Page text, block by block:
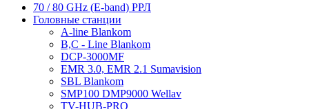
70 / 80 GHz (E-band) РРЛ
Головные станции
A-line Blankom
B,C - Line Blankom
DCP-3000MF
EMR 3.0, EMR 2.1 Sumavision
SBL Blankom
SMP100 DMP9000 Wellav
TV-HUB-PRO